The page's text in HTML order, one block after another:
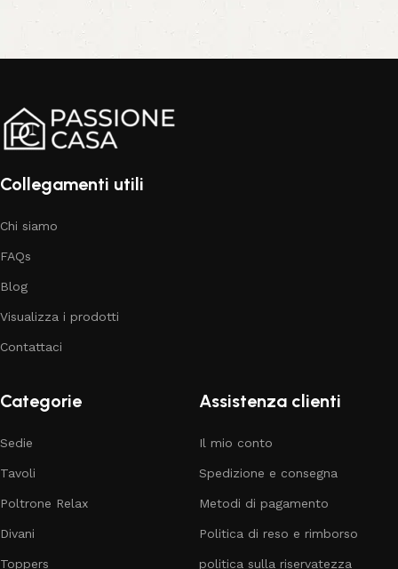
Collegamenti utili
Chi siamo
FAQs
Blog
Visualizza i prodotti
Contattaci
Categorie
Sedie
Tavoli
Poltrone Relax
Divani
Toppers
Assistenza clienti
Il mio conto
Spedizione e consegna
Metodi di pagamento
Politica di reso e rimborso
politica sulla riservatezza